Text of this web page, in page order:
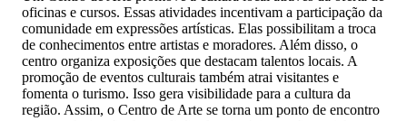
oficinas e cursos. Essas atividades incentivam a participação da
comunidade em expressões artísticas. Elas possibilitam a troca
de conhecimentos entre artistas e moradores. Além disso, o
centro organiza exposições que destacam talentos locais. A
promoção de eventos culturais também atrai visitantes e
fomenta o turismo. Isso gera visibilidade para a cultura da
região. Assim, o Centro de Arte se torna um ponto de encontro